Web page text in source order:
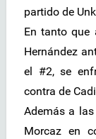
partido de
En tanto que
Hernández
el #2, se
contra de
Además a
Morcaz en